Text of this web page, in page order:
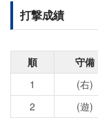
打撃成績
順 守備
1
(右)
2
(遊)